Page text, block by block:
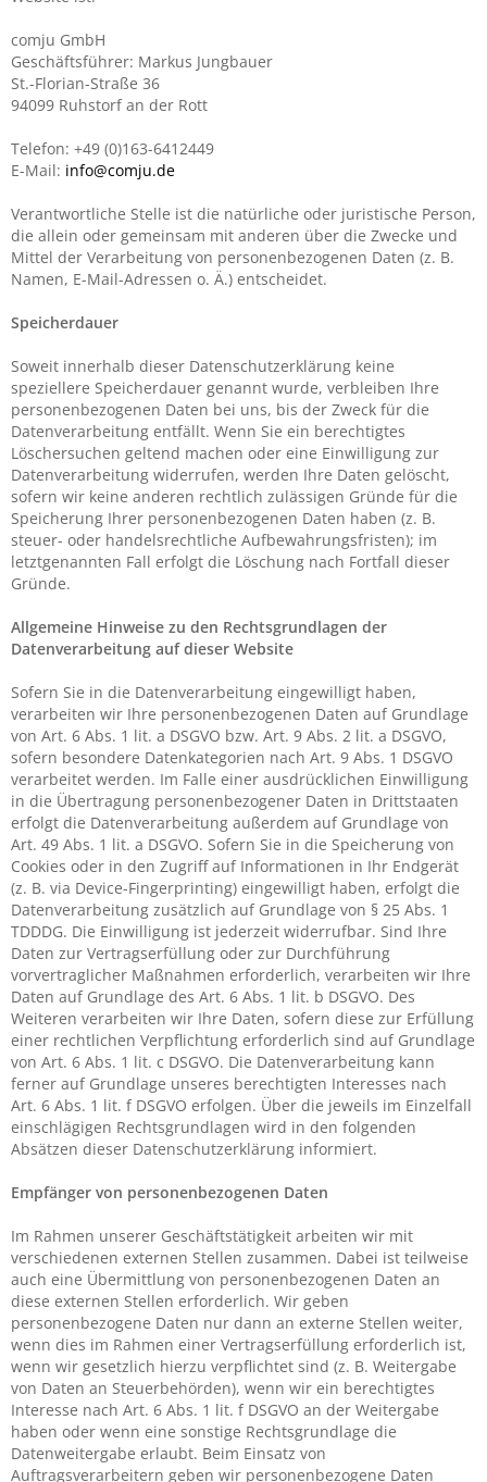
comju GmbH
Geschäftsführer: Markus Jungbauer
St.-Florian-Straße 36
94099 Ruhstorf an der Rott
Telefon: +49 (0)163-6412449
E-Mail: info@comju.de
Verantwortliche Stelle ist die natürliche oder juristische Person,
die allein oder gemeinsam mit anderen über die Zwecke und
Mittel der Verarbeitung von personenbezogenen Daten (z. B.
Namen, E-Mail-Adressen o. Ä.) entscheidet.
Speicherdauer
Soweit innerhalb dieser Datenschutzerklärung keine
speziellere Speicherdauer genannt wurde, verbleiben Ihre
personenbezogenen Daten bei uns, bis der Zweck für die
Datenverarbeitung entfällt. Wenn Sie ein berechtigtes
Löschersuchen geltend machen oder eine Einwilligung zur
Datenverarbeitung widerrufen, werden Ihre Daten gelöscht,
sofern wir keine anderen rechtlich zulässigen Gründe für die
Speicherung Ihrer personenbezogenen Daten haben (z. B.
steuer- oder handelsrechtliche Aufbewahrungsfristen); im
letztgenannten Fall erfolgt die Löschung nach Fortfall dieser
Gründe.
Allgemeine Hinweise zu den Rechtsgrundlagen der
Datenverarbeitung auf dieser Website
Sofern Sie in die Datenverarbeitung eingewilligt haben,
verarbeiten wir Ihre personenbezogenen Daten auf Grundlage
von Art. 6 Abs. 1 lit. a DSGVO bzw. Art. 9 Abs. 2 lit. a DSGVO,
sofern besondere Datenkategorien nach Art. 9 Abs. 1 DSGVO
verarbeitet werden. Im Falle einer ausdrücklichen Einwilligung
in die Übertragung personenbezogener Daten in Drittstaaten
erfolgt die Datenverarbeitung außerdem auf Grundlage von
Art. 49 Abs. 1 lit. a DSGVO. Sofern Sie in die Speicherung von
Cookies oder in den Zugriff auf Informationen in Ihr Endgerät
(z. B. via Device-Fingerprinting) eingewilligt haben, erfolgt die
Datenverarbeitung zusätzlich auf Grundlage von § 25 Abs. 1
TDDDG. Die Einwilligung ist jederzeit widerrufbar. Sind Ihre
Daten zur Vertragserfüllung oder zur Durchführung
vorvertraglicher Maßnahmen erforderlich, verarbeiten wir Ihre
Daten auf Grundlage des Art. 6 Abs. 1 lit. b DSGVO. Des
Weiteren verarbeiten wir Ihre Daten, sofern diese zur Erfüllung
einer rechtlichen Verpflichtung erforderlich sind auf Grundlage
von Art. 6 Abs. 1 lit. c DSGVO. Die Datenverarbeitung kann
ferner auf Grundlage unseres berechtigten Interesses nach
Art. 6 Abs. 1 lit. f DSGVO erfolgen. Über die jeweils im Einzelfall
einschlägigen Rechtsgrundlagen wird in den folgenden
Absätzen dieser Datenschutzerklärung informiert.
Empfänger von personenbezogenen Daten
Im Rahmen unserer Geschäftstätigkeit arbeiten wir mit
verschiedenen externen Stellen zusammen. Dabei ist teilweise
auch eine Übermittlung von personenbezogenen Daten an
diese externen Stellen erforderlich. Wir geben
personenbezogene Daten nur dann an externe Stellen weiter,
wenn dies im Rahmen einer Vertragserfüllung erforderlich ist,
wenn wir gesetzlich hierzu verpflichtet sind (z. B. Weitergabe
von Daten an Steuerbehörden), wenn wir ein berechtigtes
Interesse nach Art. 6 Abs. 1 lit. f DSGVO an der Weitergabe
haben oder wenn eine sonstige Rechtsgrundlage die
Datenweitergabe erlaubt. Beim Einsatz von
Auftragsverarbeitern geben wir personenbezogene Daten